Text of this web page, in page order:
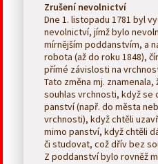
Zrušení nevolnictví
Dne 1. listopadu 1781 byl
nevolnictví, jímž bylo
mírnějším poddanstvím, a
robota (až do roku 1848),
přímé závislosti na
Tato změna mj.
souhlas vrchnosti, když se
panství (např. do města
vrchnosti), když chtěli
mimo panství, když chtěli
či studovat, což dřív bez
Z poddanství bylo rovněž